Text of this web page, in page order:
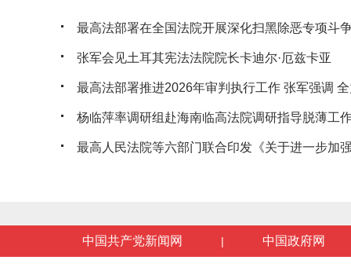
最高法部署在全国法院开展深化扫黑除恶专项斗
张军会见土耳其宪法法院院长卡迪尔·厄兹卡亚
最高法部署推进2026年审判执行工作 张军强调
杨临萍率调研组赴海南临高法院调研指导脱薄工
最高人民法院等六部门联合印发《关于进一步加
中国共产党新闻网 | 中国政府网